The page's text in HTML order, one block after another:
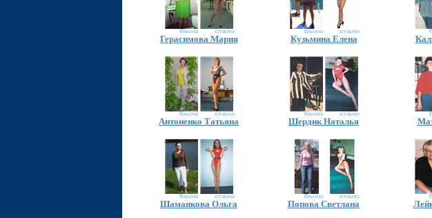
Герасимова Мария Кузьмина Елена
Антоненко Татьяна Шердик Наталья
Шаманкова Ольга Попова Светлана